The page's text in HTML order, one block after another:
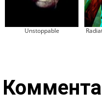
Unstoppable